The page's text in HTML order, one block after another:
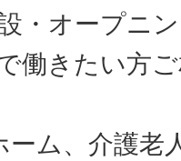
・オープニ
働きたい方
ーム、介護老